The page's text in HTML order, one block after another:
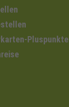
Pluspunkte